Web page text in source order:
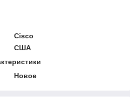
Cisco
США
Новое